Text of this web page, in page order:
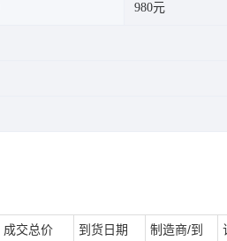
980元
成交总价 到货日期
制造商/到